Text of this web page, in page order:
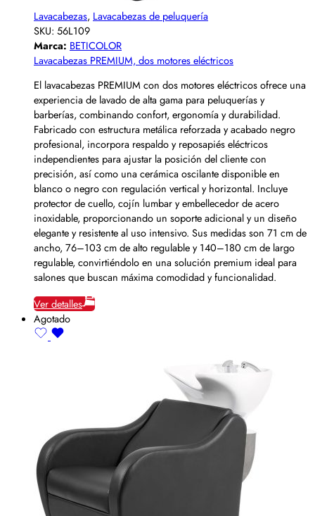
Lavacabezas, Lavacabezas de peluquería
SKU: 56L109
Marca: BETICOLOR
Lavacabezas PREMIUM, dos motores eléctricos
El lavacabezas PREMIUM con dos motores eléctricos ofrece una
experiencia de lavado de alta gama para peluquerías y
barberías, combinando confort, ergonomía y durabilidad.
Fabricado con estructura metálica reforzada y acabado negro
profesional, incorpora respaldo y reposapiés eléctricos
independientes para ajustar la posición del cliente con
precisión, así como una cerámica oscilante disponible en
blanco o negro con regulación vertical y horizontal. Incluye
protector de cuello, cojín lumbar y embellecedor de acero
inoxidable, proporcionando un soporte adicional y un diseño
elegante y resistente al uso intensivo. Sus medidas son 71 cm de
ancho, 76–103 cm de alto regulable y 140–180 cm de largo
regulable, convirtiéndolo en una solución premium ideal para
salones que buscan máxima comodidad y funcionalidad.
Ver detalles
Agotado